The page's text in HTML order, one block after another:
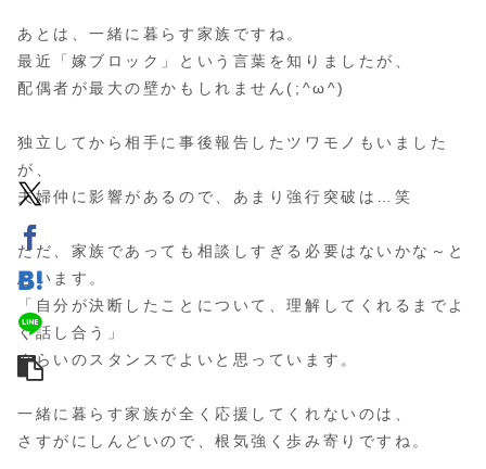
あとは、一緒に暮らす家族ですね。
最近「嫁ブロック」という言葉を知りましたが、
配偶者が最大の壁かもしれません(;^ω^)
独立してから相手に事後報告したツワモノもいました
が、
夫婦仲に影響があるので、あまり強行突破は…笑
ただ、家族であっても相談しすぎる必要はないかな～と
思います。
「自分が決断したことについて、理解してくれるまでよ
く話し合う」
ぐらいのスタンスでよいと思っています。
一緒に暮らす家族が全く応援してくれないのは、
さすがにしんどいので、根気強く歩み寄りですね。